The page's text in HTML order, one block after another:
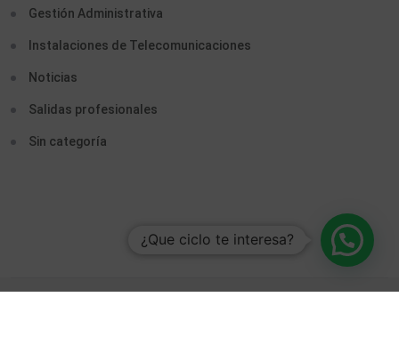
Gestión Administrativa
Instalaciones de Telecomunicaciones
Noticias
Salidas profesionales
Sin categoría
¿Que ciclo te interesa?